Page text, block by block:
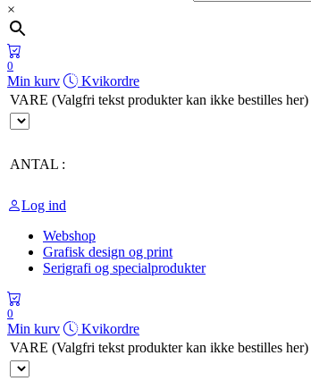
×
0
Min kurv
Kvikordre
VARE (Valgfri tekst produkter kan ikke bestilles her)
ANTAL :
Log ind
Webshop
Grafisk design og print
Serigrafi og specialprodukter
0
Min kurv
Kvikordre
VARE (Valgfri tekst produkter kan ikke bestilles her)